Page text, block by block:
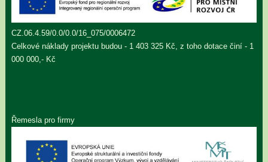
CZ.06.4.59/0.0/0.0/16_075/0006472
Celkové náklady projektu budou - 1 403 325 Kč, z toho dotace činí - 1
000 000,- Kč
Řemesla pro firmy